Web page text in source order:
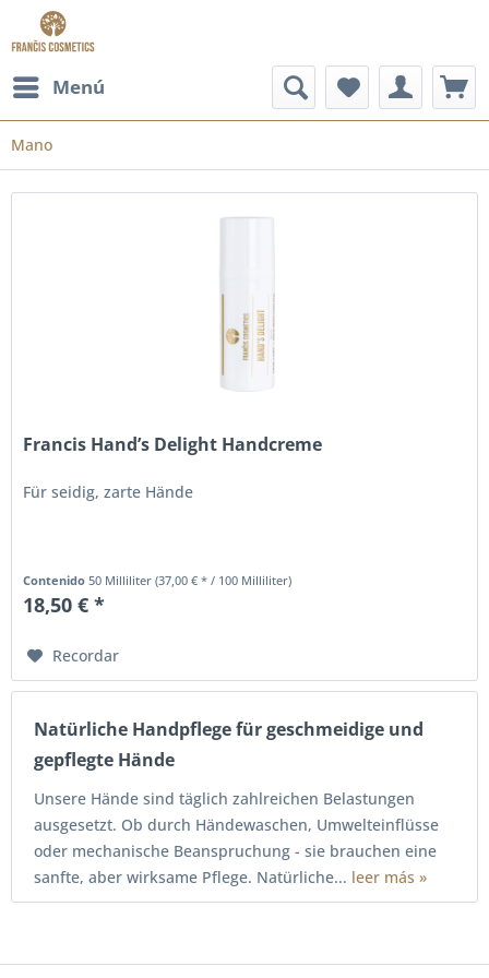
Menú
Mano
Francis Hand’s Delight Handcreme
Für seidig, zarte Hände
Contenido50 Milliliter(37,00 € * / 100 Milliliter)
18,50 € *
Recordar
Natürliche Handpflege für geschmeidige und
gepflegte Hände
Unsere Hände sind täglich zahlreichen Belastungen
ausgesetzt. Ob durch Händewaschen, Umwelteinflüsse
oder mechanische Beanspruchung - sie brauchen eine
sanfte, aber wirksame Pflege. Natürliche... leer más »